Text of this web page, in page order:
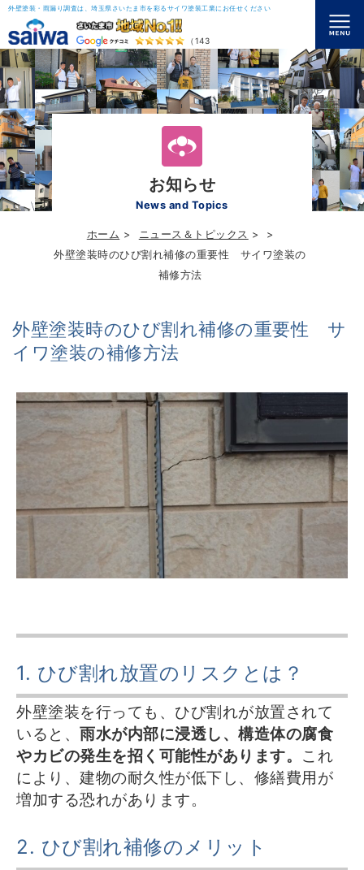
外壁塗装・雨漏り調査は、埼玉県さいたま市を彩るサイワ塗装工業にお任せください
（143）
お知らせ
News and Topics
ホーム ニュース＆トピックス >
外壁塗装時のひび割れ補修の重要性 サイワ塗装の
補修方法
外壁塗装時のひび割れ補修の重要性 サ
イワ塗装の補修方法
1. ひび割れ放置のリスクとは？
外壁塗装を行っても、ひび割れが放置されて
いると、 雨水が内部に浸透し、構造体の腐食
やカビの発生を招く可能性があります。 これ
により、建物の耐久性が低下し、修繕費用が
増加する恐れがあります。
2. ひび割れ補修のメリット